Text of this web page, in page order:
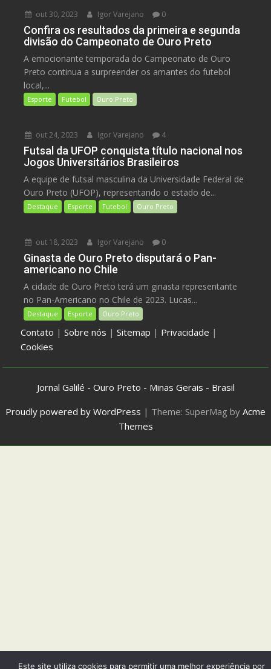
out 30, 2023 Igor Varejano 0
Confira os resultados da primeira e segunda
divisão do Campeonato de Ouro Preto
A emocionante temporada do Campeonato de Ouro
Preto continua a surpreender os amantes do futebol
local,...
Esporte Futebol Ouro Preto
out 24, 2023 Igor Varejano 4
Futsal da UFOP conquista título nacional nos
Jogos Universitários Brasileiros
A equipe de futsal masculina da Universidade Federal de
Ouro Preto (UFOP), representando o estado de...
Destaque Esporte Futebol Ouro Preto
out 18, 2023 Igor Varejano 0
Ginasta de Ouro Preto disputará o Pan-
americano no Chile
A cidade de Ouro Preto terá um ginasta representante
no Pan-Americano no Chile de 2023. Lucas...
Destaque Esporte Ouro Preto
Contato |Sobre nós |Sitemap | Privacidade |
Cookies
Jornal Galilé - Ouro Preto - Minas Gerais - Brasil
Proudly powered by WordPress | Theme: SuperMag by Acme
Themes
Este site utiliza cookies para permitir uma melhor experiência por